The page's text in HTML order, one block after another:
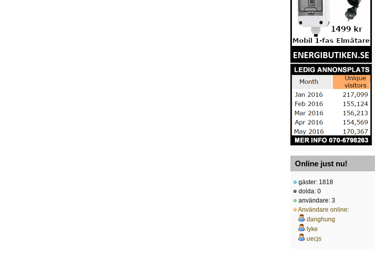
Online just nu!
gäster: 1818
dolda: 0
användare: 3
Användare online:
danghung
tyke
uecjs